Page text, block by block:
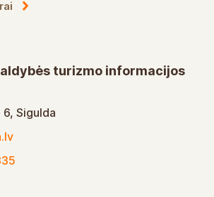
turizmo informacijos
Sigulda